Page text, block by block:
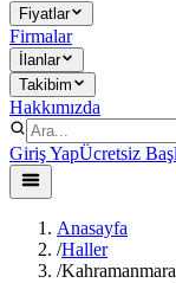
Fiyatlar
Firmalar
İlanlar
Takibim
Hakkımızda
Giriş YapÜcretsiz
Anasayfa
/Haller
/